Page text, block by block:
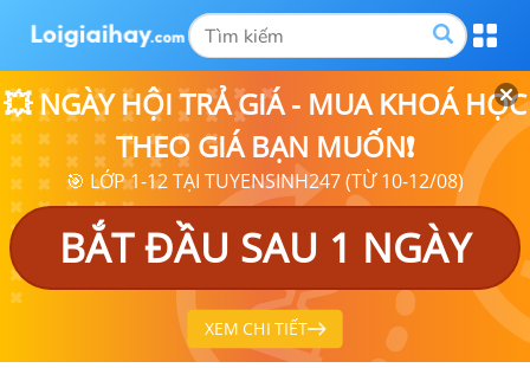
💥 NGÀY HỘI TRẢ GIÁ - MUA KHOÁ HỌC
THEO GIÁ BẠN MUỐN❗
🎯 LỚP 1-12 TẠI TUYENSINH247 (TỪ 10-12/08)
BẮT ĐẦU SAU 1 NGÀY
XEM CHI TIẾT